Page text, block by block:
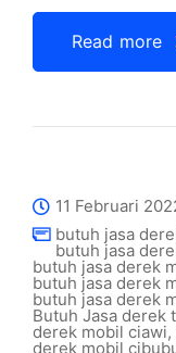
Read more
11 Februari
butuh jasa
butuh jasa
butuh jasa derek
butuh jasa derek
butuh jasa derek
Butuh Jasa derek
derek mobil ciawi,
derek mobil